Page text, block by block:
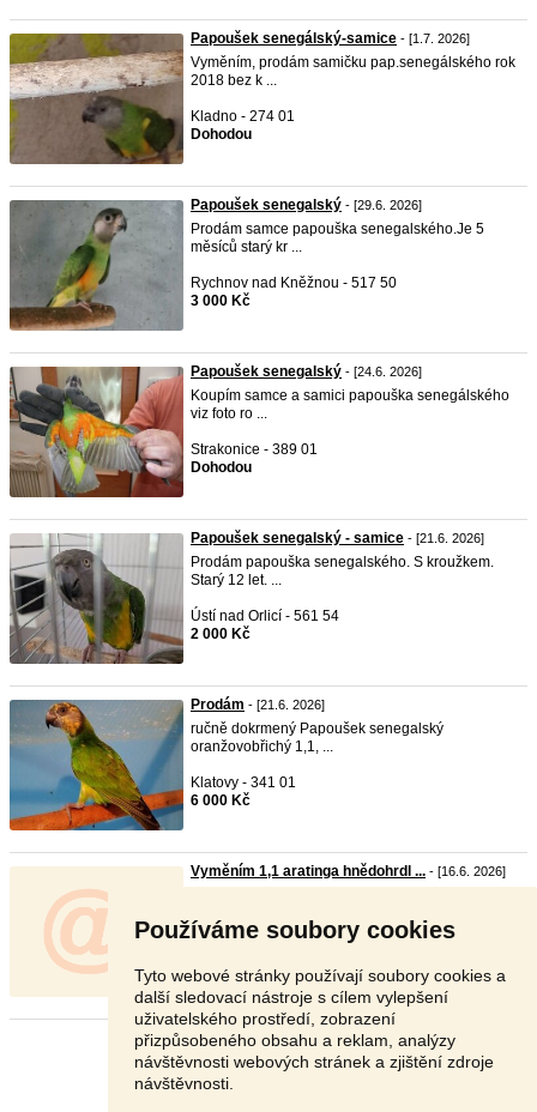
Používáme soubory cookies
Tyto webové stránky používají soubory cookies a
další sledovací nástroje s cílem vylepšení
uživatelského prostředí, zobrazení
přizpůsobeného obsahu a reklam, analýzy
návštěvnosti webových stránek a zjištění zdroje
návštěvnosti.
Papoušek senegálský-samice - [1.7. 2026]
Vyměním, prodám samičku pap.senegálského rok
2018 bez k ...
Kladno - 274 01
Dohodou
Papoušek senegalský - [29.6. 2026]
Prodám samce papouška senegalského.Je 5
měsíců starý kr ...
Rychnov nad Kněžnou - 517 50
3 000 Kč
Papoušek senegalský - [24.6. 2026]
Koupím samce a samici papouška senegálského
viz foto ro ...
Strakonice - 389 01
Dohodou
Papoušek senegalský - samice - [21.6. 2026]
Prodám papouška senegalského. S kroužkem.
Starý 12 let. ...
Ústí nad Orlicí - 561 54
2 000 Kč
Prodám - [21.6. 2026]
ručně dokrmený Papoušek senegalský
oranžovobřichý 1,1, ...
Klatovy - 341 01
6 000 Kč
Vyměním 1,1 aratinga hnědohrdl ... - [16.6. 2026]
Dohodou
Stránka: 1 2 Další